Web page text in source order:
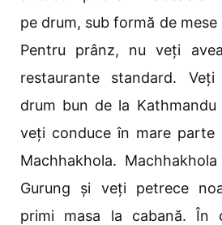
pe drum, sub formă de
Pentru prânz, nu veți
restaurante standard.
drum bun de la Kathmandu
veți conduce în mare parte
Machhakhola.
Gurung și veți petrece
primi masa la cabană. În